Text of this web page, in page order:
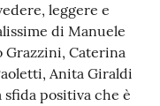
leggere e
di Manuele
Grazzini, Caterina
Anita Giraldi
positiva che è